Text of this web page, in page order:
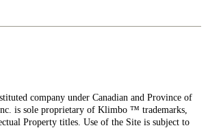
company under Canadian and Province of
is sole proprietary of Klimbo ™ trademarks,
Property titles. Use of the Site is subject to